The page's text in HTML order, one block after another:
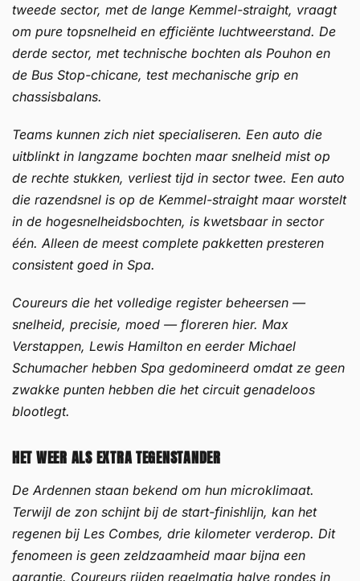
tweede sector, met de lange Kemmel-straight, vraagt
om pure topsnelheid en efficiënte luchtweerstand. De
derde sector, met technische bochten als Pouhon en
de Bus Stop-chicane, test mechanische grip en
chassisbalans.
Teams kunnen zich niet specialiseren. Een auto die
uitblinkt in langzame bochten maar snelheid mist op
de rechte stukken, verliest tijd in sector twee. Een auto
die razendsnel is op de Kemmel-straight maar worstelt
in de hogesnelheidsbochten, is kwetsbaar in sector
één. Alleen de meest complete pakketten presteren
consistent goed in Spa.
Coureurs die het volledige register beheersen —
snelheid, precisie, moed — floreren hier. Max
Verstappen, Lewis Hamilton en eerder Michael
Schumacher hebben Spa gedomineerd omdat ze geen
zwakke punten hebben die het circuit genadeloos
blootlegt.
HET WEER ALS EXTRA TEGENSTANDER
De Ardennen staan bekend om hun microklimaat.
Terwijl de zon schijnt bij de start-finishlijn, kan het
regenen bij Les Combes, drie kilometer verderop. Dit
fenomeen is geen zeldzaamheid maar bijna een
garantie. Coureurs rijden regelmatig halve rondes in